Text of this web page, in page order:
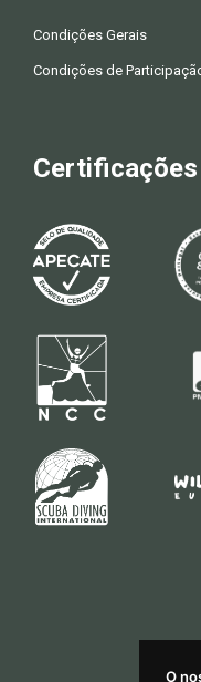
O
Condições Gerais
Condições de
Certificações